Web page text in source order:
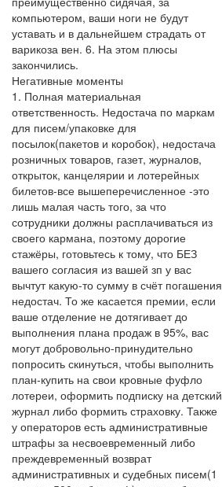
компьютером, ваши ноги не будут
уставать и в дальнейшем страдать от
варикоза вен. 6. На этом плюсы
закончились.
Негативные моменты
1. Полная материальная
ответственность. Недостача по маркам
для писем/упаковке для
посылок(пакетов и коробок), недостача
розничных товаров, газет, журналов,
открыток, канцелярии и лотерейных
билетов-все вышеперечисленное -это
лишь малая часть того, за что
сотрудники должны расплачиваться из
своего кармана, поэтому дорогие
стажёры, готовьтесь к тому, что БЕЗ
вашего согласия из вашей зп у вас
вычтут какую-то сумму в счёт погашения
недостач. То же касается премии, если
ваше отделение не дотягивает до
выполнения плана продаж в 95%, вас
могут добровольно-принудительно
попросить скинуться, чтобы выполнить
план-купить на свои кровные фуфло
лотереи, оформить подписку на детский
журнал либо формить страховку. Также
у операторов есть административные
штрафы за несвоевременный либо
преждевременный возврат
административных и судебных писем(1